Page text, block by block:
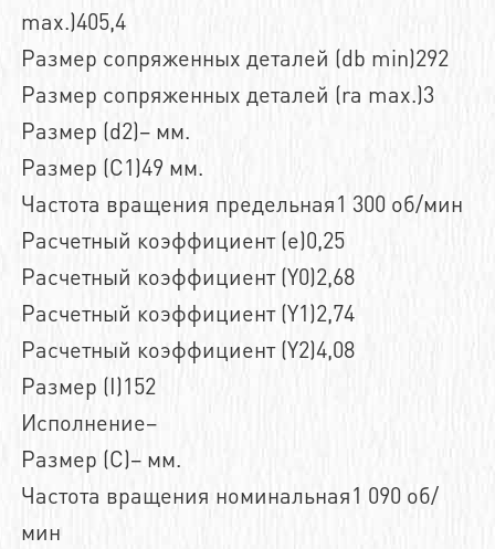
max.)405,4
Размер сопряженных деталей (db min)292
Размер сопряженных деталей (ra max.)3
Размер (d2)– мм.
Размер (C1)49 мм.
Частота вращения предельная1 300 об/мин
Расчетный коэффициент (e)0,25
Расчетный коэффициент (Y0)2,68
Расчетный коэффициент (Y1)2,74
Расчетный коэффициент (Y2)4,08
Размер (I)152
Исполнение–
Размер (C)– мм.
Частота вращения номинальная1 090 об/
мин